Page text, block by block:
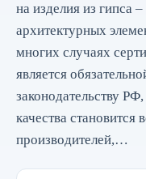
на изделия из гипса
архитектурных
многих случаях
является
законодательству
качества становится
производителей,…